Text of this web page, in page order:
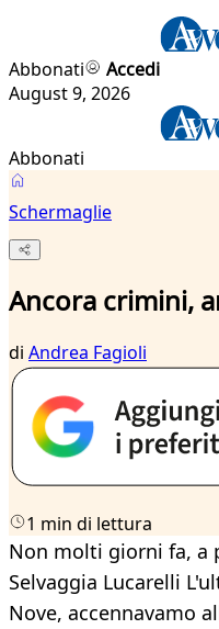
Abbonati
Accedi
August 9, 2026
Abbonati
Schermaglie
Ancora crimini,
di Andrea Fagioli
1 min di lettura
Non molti giorni fa, a
Selvaggia Lucarelli
Nove, accennavamo